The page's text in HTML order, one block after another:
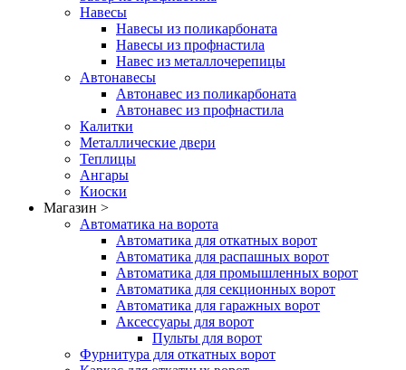
Навесы
Навесы из поликарбоната
Навесы из профнастила
Навес из металлочерепицы
Автонавесы
Автонавес из поликарбоната
Автонавес из профнастила
Калитки
Металлические двери
Теплицы
Ангары
Киоски
Магазин >
Автоматика на ворота
Автоматика для откатных ворот
Автоматика для распашных ворот
Автоматика для промышленных ворот
Автоматика для секционных ворот
Автоматика для гаражных ворот
Аксессуары для ворот
Пульты для ворот
Фурнитура для откатных ворот